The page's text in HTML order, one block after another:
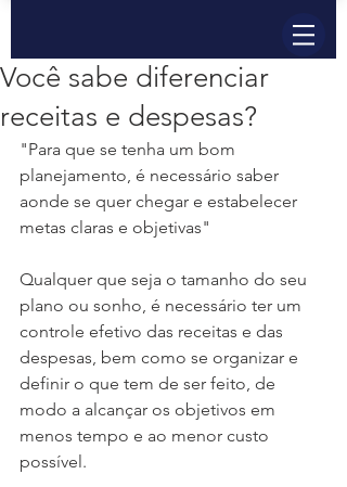
Você sabe diferenciar
receitas e despesas?
"Para que se tenha um bom
planejamento, é necessário saber
aonde se quer chegar e estabelecer
metas claras e objetivas"
Qualquer que seja o tamanho do seu
plano ou sonho, é necessário ter um
controle efetivo das receitas e das
despesas, bem como se organizar e
definir o que tem de ser feito, de
modo a alcançar os objetivos em
menos tempo e ao menor custo
possível.